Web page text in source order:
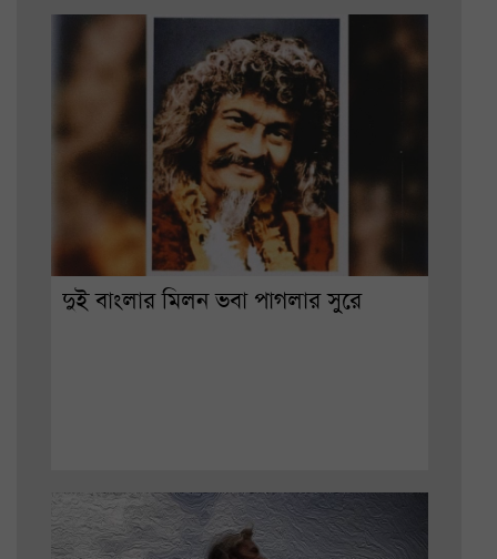
দুই বাংলার মিলন ভবা পাগলার সুরে